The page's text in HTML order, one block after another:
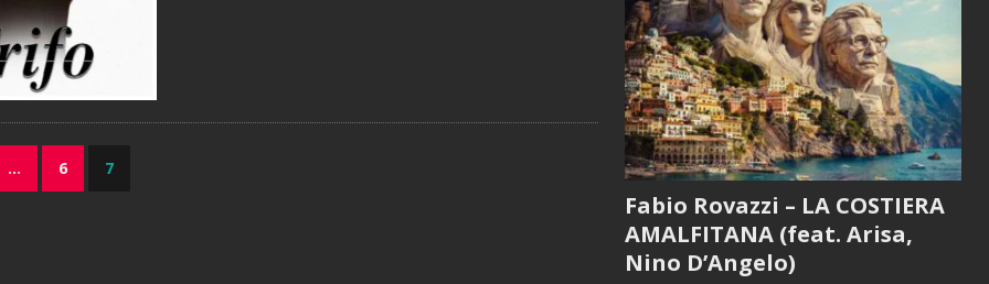
… 6 7
Fabio Rovazzi – LA COSTIERA
AMALFITANA (feat. Arisa,
Nino D’Angelo)